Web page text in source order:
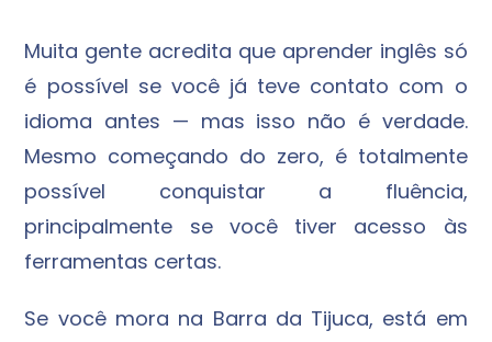
Muita gente acredita que aprender inglês só
é possível se você já teve contato com o
idioma antes — mas isso não é verdade.
Mesmo começando do zero, é totalmente
possível conquistar a fluência,
principalmente se você tiver acesso às
ferramentas certas.
Se você mora na Barra da Tijuca, está em